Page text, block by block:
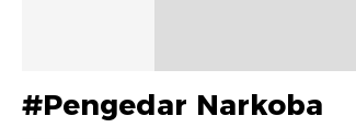
#Pengedar Narkoba